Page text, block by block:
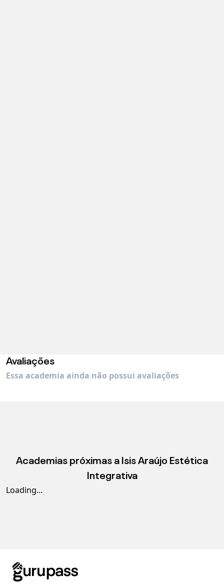
Avaliações
Essa academia ainda não possui avaliações
Academias próximas a Isis Araújo Estética
Integrativa
Loading...